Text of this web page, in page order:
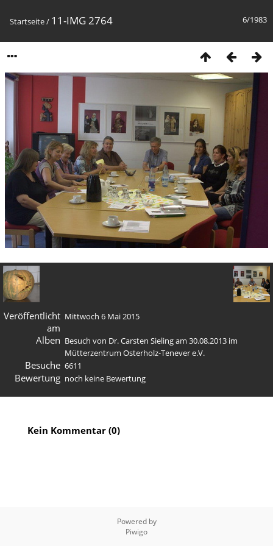
6/1983
Startseite/ 11-IMG 2764
Veröffentlicht
am
Mittwoch 6 Mai 2015
Alben Besuch von Dr. Carsten Sieling am 30.08.2013 im
Mütterzentrum Osterholz-Tenever e.V.
Besuche 6611
Bewertung noch keine Bewertung
Kein Kommentar (0)
Powered by
Piwigo